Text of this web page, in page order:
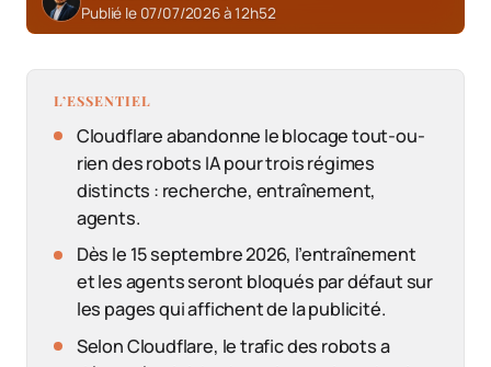
Publié le 07/07/2026 à 12h52
L’ESSENTIEL
Cloudflare abandonne le blocage tout-ou-
rien des robots IA pour trois régimes
distincts : recherche, entraînement,
agents.
Dès le 15 septembre 2026, l’entraînement
et les agents seront bloqués par défaut sur
les pages qui affichent de la publicité.
Selon Cloudflare, le trafic des robots a